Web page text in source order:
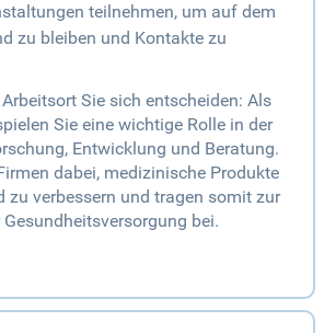
teilnehmen, um auf dem
zu bleiben und Kontakte zu
Sie sich entscheiden: Als
Sie eine wichtige Rolle in der
Entwicklung und Beratung.
dabei, medizinische Produkte
zu verbessern und tragen somit zur
bei.